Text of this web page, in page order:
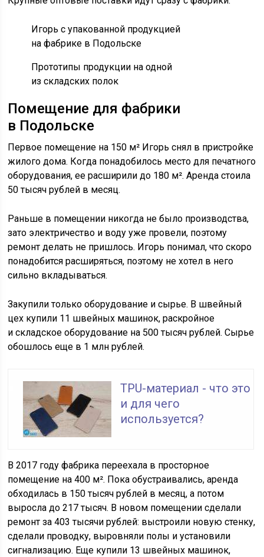
Игорь с упакованной продукцией
на фабрике в Подольске
Прототипы продукции на одной
из складских полок
Помещение для фабрики
в Подольске
Первое помещение на 150 м² Игорь снял в пристройке
жилого дома. Когда понадобилось место для печатного
оборудования, ее расширили до 180 м². Аренда стоила
50 тысяч рублей в месяц.
Раньше в помещении никогда не было производства,
зато электричество и воду уже провели, поэтому
ремонт делать не пришлось. Игорь понимал, что скоро
понадобится расширяться, поэтому не хотел в него
сильно вкладываться.
Закупили только оборудование и сырье. В швейный
цех купили 11 швейных машинок, раскройное
и складское оборудование на 500 тысяч рублей. Сырье
обошлось еще в 1 млн рублей.
TPU-материал - что это
и для чего
используется?
В 2017 году фабрика переехала в просторное
помещение на 400 м². Пока обустраивались, аренда
обходилась в 150 тысяч рублей в месяц, а потом
выросла до 217 тысяч. В новом помещении сделали
ремонт за 403 тысячи рублей: выстроили новую стенку,
сделали проводку, выровняли полы и установили
сигнализацию. Еще купили 13 швейных машинок,